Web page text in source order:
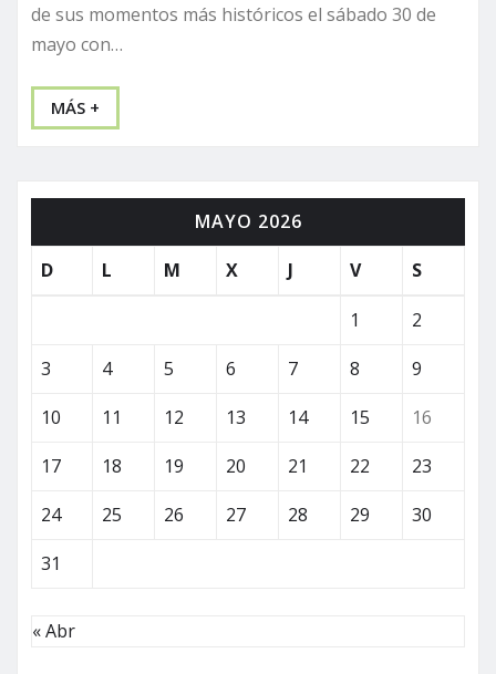
de sus momentos más históricos el sábado 30 de
mayo con…
MÁS +
MAYO 2026
D
L M X J V S
1
2
3
4 5 6 7 8
9
10
11 12 13 14 15
16
17
18 19 20 21 22
23
24
25 26 27 28 29
30
31
« Abr